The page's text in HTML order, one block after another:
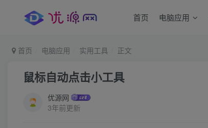
首页 电脑应用
首页 电脑应用 实用工具 正文
鼠标自动点击小工具
优源网
3年前更新